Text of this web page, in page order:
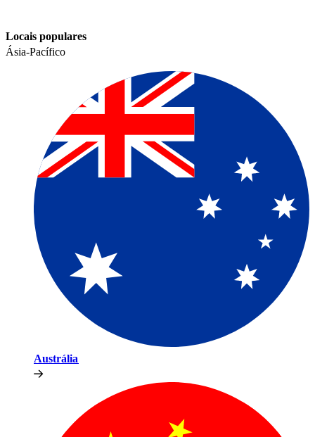
Locais populares​​
Ásia-Pacífico​​
Austrália​​